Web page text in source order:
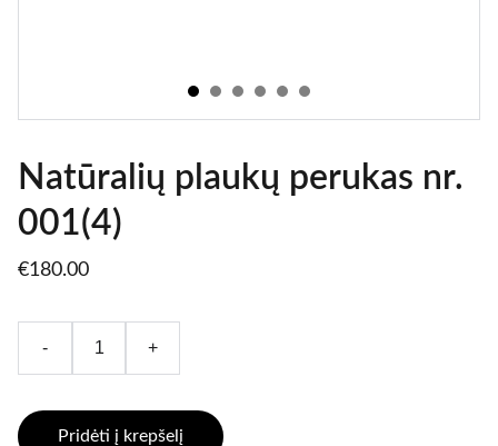
Natūralių plaukų perukas nr.
001(4)
€180.00
- +
Pridėti į krepšelį